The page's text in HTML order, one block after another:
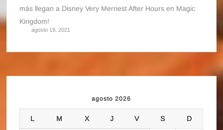
más llegan a Disney Very Merriest After Hours en Magic
Kingdom!
agosto 19, 2021
agosto 2026
L M X J V S D